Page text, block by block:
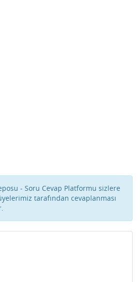
- Soru Cevap Platformu sizlere
tarafından cevaplanması